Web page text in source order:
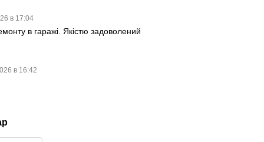
в 17:04
в гаражі. Якістю задоволений
в 16:42